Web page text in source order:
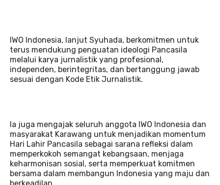
IWO Indonesia, lanjut Syuhada, berkomitmen untuk
terus mendukung penguatan ideologi Pancasila
melalui karya jurnalistik yang profesional,
independen, berintegritas, dan bertanggung jawab
sesuai dengan Kode Etik Jurnalistik.
Ia juga mengajak seluruh anggota IWO Indonesia dan
masyarakat Karawang untuk menjadikan momentum
Hari Lahir Pancasila sebagai sarana refleksi dalam
memperkokoh semangat kebangsaan, menjaga
keharmonisan sosial, serta memperkuat komitmen
bersama dalam membangun Indonesia yang maju dan
berkeadilan.